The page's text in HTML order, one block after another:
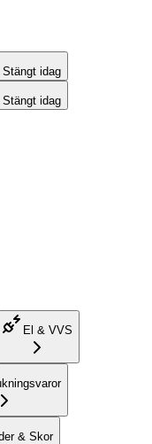
Stängt idag
Stängt idag
El & VVS
& Skor